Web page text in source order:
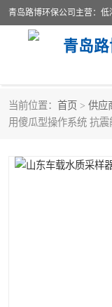
青岛
当前位置： 首页 > 供应
用傻瓜型操作系统 抗
生物安全柜
水质检测仪